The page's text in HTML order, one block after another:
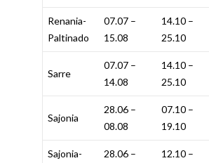
Renania-
Paltinado
07.07 –
15.08
14.10 –
25.10
Sarre
07.07 –
14.08
14.10 –
25.10
Sajonia
28.06 –
08.08
07.10 –
19.10
Sajonia-
28.06 –
12.10 –